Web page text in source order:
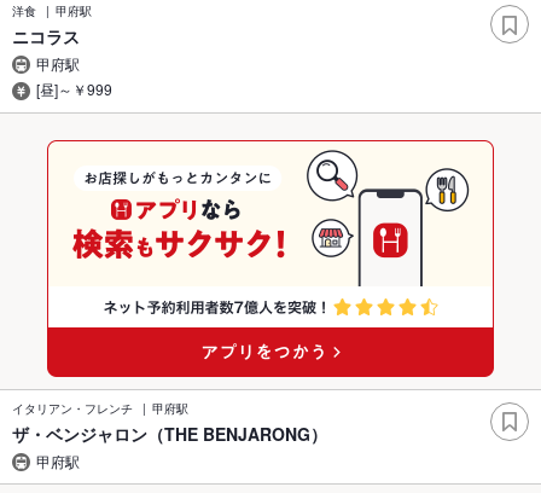
洋食 甲府駅
ニコラス
甲府駅
[昼]～￥999
イタリアン・フレンチ 甲府駅
ザ・ベンジャロン（THE BENJARONG）
甲府駅